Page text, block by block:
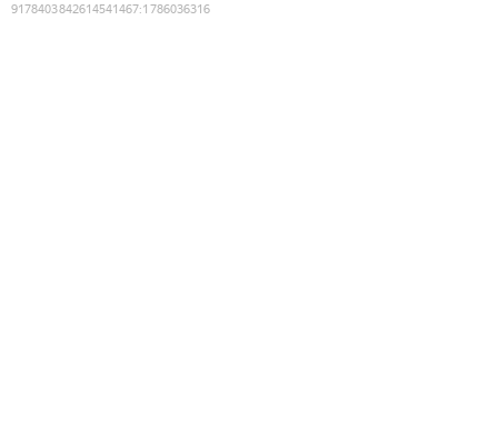
9178403842614541467:1786036316